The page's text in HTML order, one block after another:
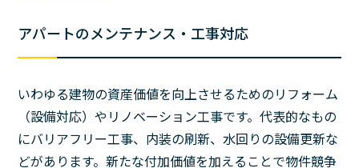
アパートのメンテナンス・工事対応
いわゆる建物の資産価値を向上させるためのリフォーム
（設備対応）やリノベーション工事です。代表的なもの
にバリアフリー工事、内装の刷新、水回りの設備更新な
どがあります。新たな付加価値を加えることで物件競争